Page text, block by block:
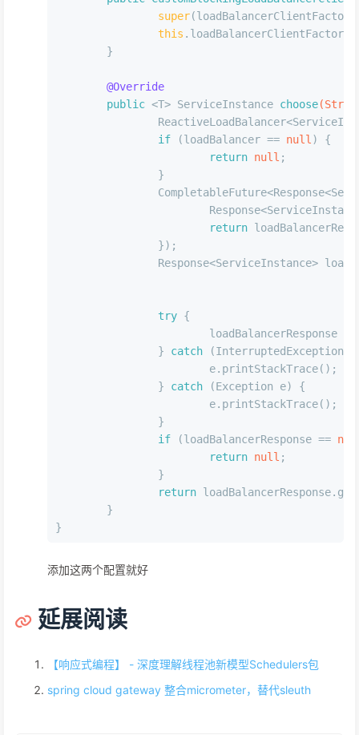
super
this
	}
@Override
public <T> ServiceInstance choose
if (loadBalancer == null ) {
return null ;
		}
return
		});
Response<ServiceInstance>
try {
loadBalancerResponse =
		}
catch (InterruptedException
			e.printStackTrace();
		}
catch (Exception e) {
			e.printStackTrace();
		}
if (loadBalancerResponse ==
return null ;
		}
return
	}
}
添加这两个配置就好
延展阅读
【响应式编程】 - 深度理解线程池新模型Schedulers包
spring cloud gateway 整合micrometer，替代sleuth